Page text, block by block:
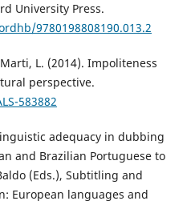
University Press.
9780198808190.013.2
L. (2014). Impoliteness
perspective.
583882
adequacy in dubbing
and Brazilian Portuguese to
(Eds.), Subtitling and
European languages and